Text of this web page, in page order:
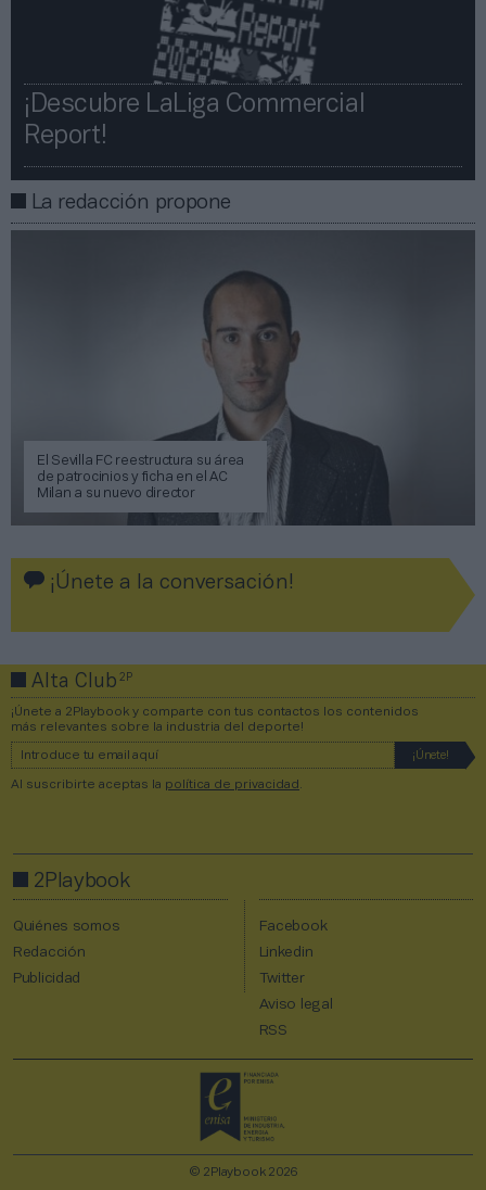
¡Descubre LaLiga Commercial
Report!​​
La redacción propone
El Sevilla FC reestructura su área
de patrocinios y ficha en el AC
Milan a su nuevo director
¡Únete a la conversación!
Alta Club2P
¡Únete a 2Playbook y comparte con tus contactos los contenidos
más relevantes sobre la industria del deporte!
Al suscribirte aceptas la política de privacidad .
2Playbook
Quiénes somos
Redacción
Publicidad
Facebook
Linkedin
Twitter
Aviso legal
RSS
© 2Playbook 2026